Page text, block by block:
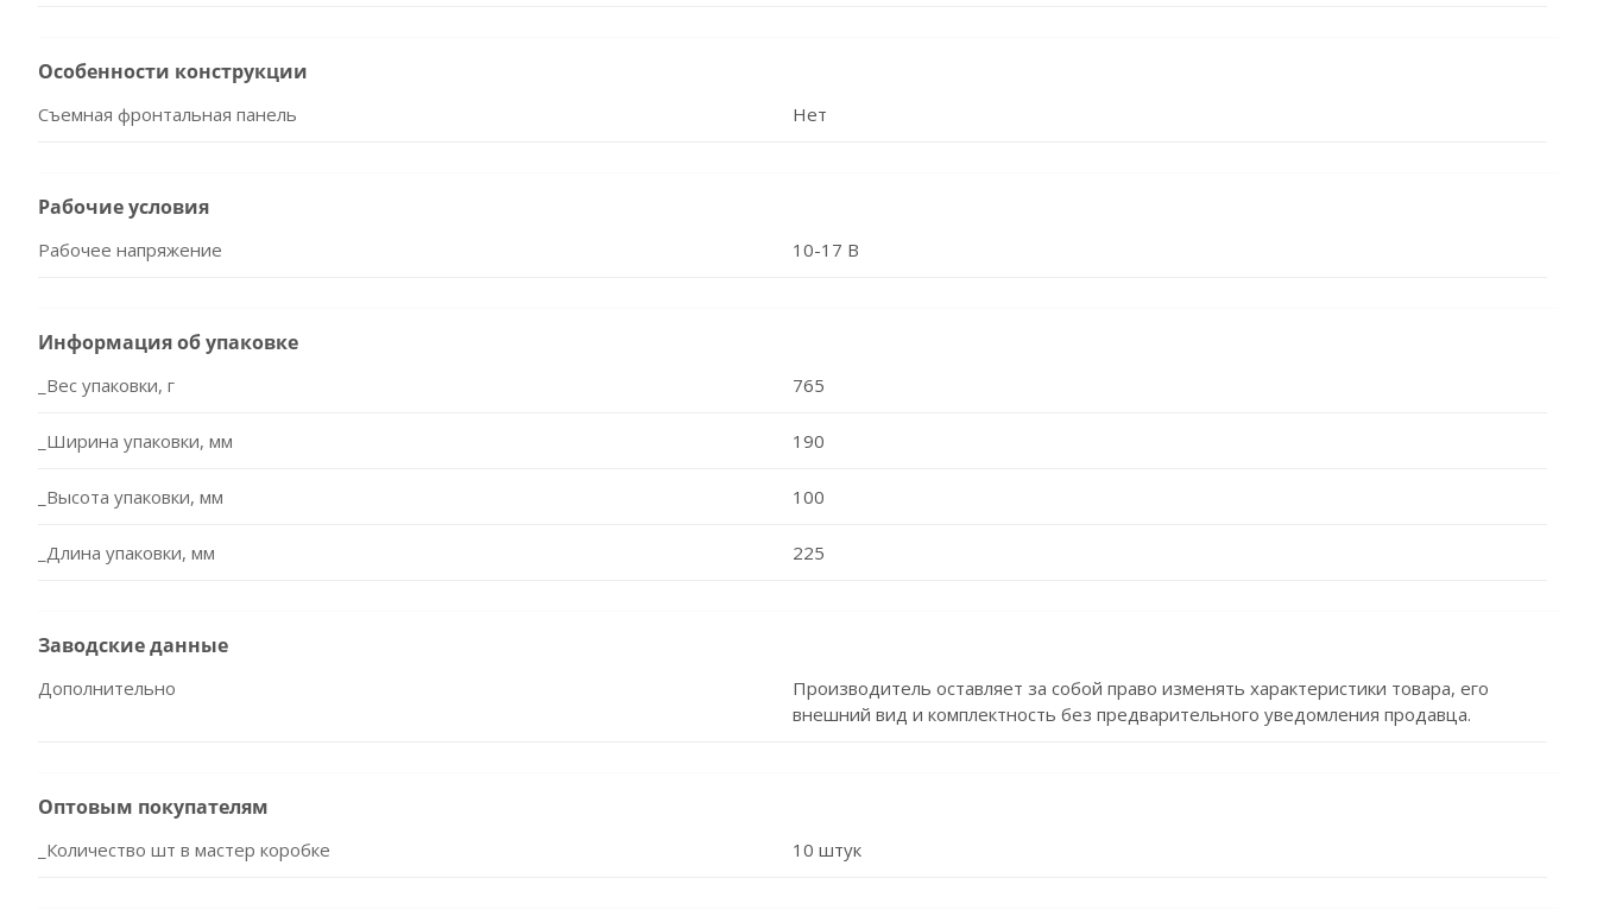
Особенности конструкции
Съемная фронтальная панель Нет
Рабочие условия
Рабочее напряжение 10-17 В
Информация об упаковке
_Вес упаковки, г 765
_Ширина упаковки, мм 190
_Высота упаковки, мм 100
_Длина упаковки, мм 225
Заводские данные
Дополнительно
Производитель оставляет за собой право изменять характеристики товара, его
внешний вид и комплектность без предварительного уведомления продавца.
Оптовым покупателям
_Количество шт в мастер коробке 10 штук